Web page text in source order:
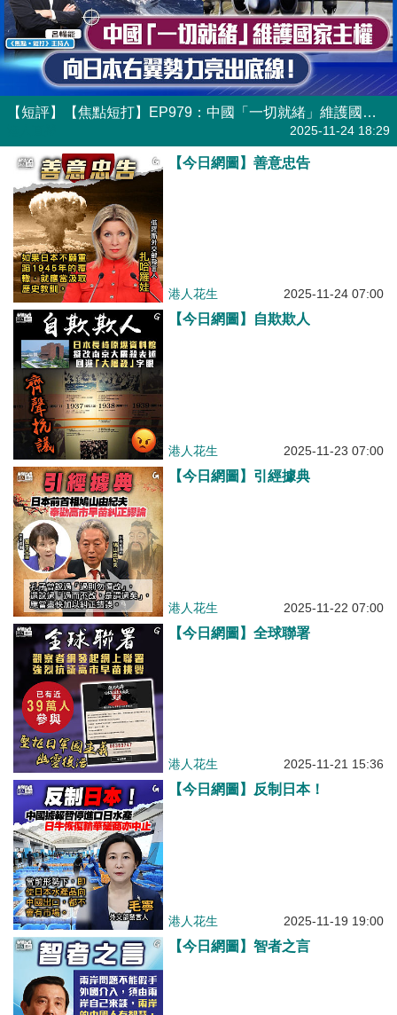
【短評】【焦點短打】EP979：中國「一切就緒」維護國家主權 向日本右翼勢力亮出底線！
2025-11-24 18:29
【今日網圖】善意忠告
港人花生 2025-11-24 07:00
【今日網圖】自欺欺人
港人花生 2025-11-23 07:00
【今日網圖】引經據典
港人花生 2025-11-22 07:00
【今日網圖】全球聯署
港人花生 2025-11-21 15:36
【今日網圖】反制日本！
港人花生 2025-11-19 19:00
【今日網圖】智者之言